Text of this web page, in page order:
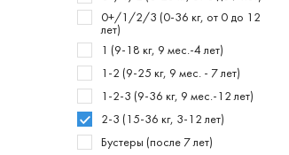
0+/1/2/3 (0-36 кг, от 0 до 12
лет)
1 (9-18 кг, 9 мес.-4 лет)
1-2 (9-25 кг, 9 мес. - 7 лет)
1-2-3 (9-36 кг, 9 мес.-12 лет)
2-3 (15-36 кг, 3-12 лет)
Бустеры (после 7 лет)